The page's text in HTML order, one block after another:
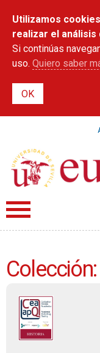
Utilizamos
realizar el análisis
Si continúas
uso. Quiero saber